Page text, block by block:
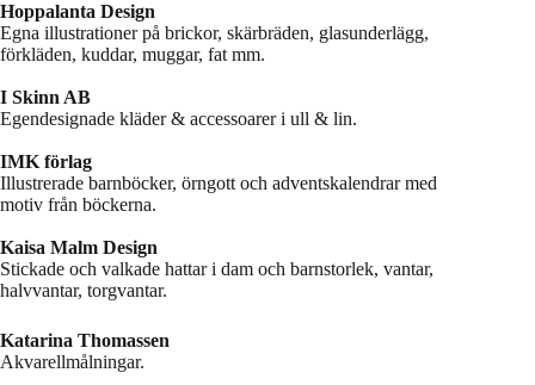
Hoppalanta Design
Egna illustrationer på brickor, skärbräden, glasunderlägg,
förkläden, kuddar, muggar, fat mm.
I Skinn AB
Egendesignade kläder & accessoarer i ull & lin.
IMK förlag
Illustrerade barnböcker, örngott och adventskalendrar med
motiv från böckerna.
Kaisa Malm Design
Stickade och valkade hattar i dam och barnstorlek, vantar,
halvvantar, torgvantar.
Katarina Thomassen
Akvarellmålningar.